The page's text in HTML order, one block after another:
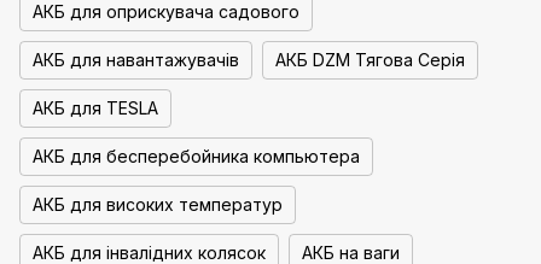
АКБ для оприскувача садового
АКБ для навантажувачів АКБ DZM Тягова Серія
АКБ для TESLA
АКБ для бесперебойника компьютера
АКБ для високих температур
АКБ для інвалідних колясок АКБ на ваги